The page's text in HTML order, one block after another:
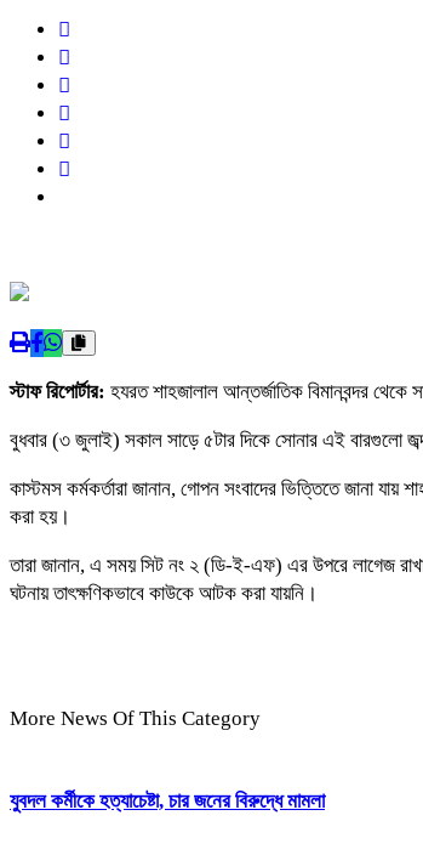
স্টাফ রিপোর্টার: হযরত শাহজালাল আন্তর্জাতিক বিমানবন্দর থেকে
বুধবার (৩ জুলাই) সকাল সাড়ে ৫টার দিকে সোনার এই বারগুলো
কাস্টমস কর্মকর্তারা জানান, গোপন সংবাদের ভিত্তিতে জানা
করা হয়।
তারা জানান, এ সময় সিট নং ২ (ডি-ই-এফ) এর উপরে লাগেজ
ঘটনায় তাৎক্ষণিকভাবে কাউকে আটক করা যায়নি।
More News Of This Category
যুবদল কর্মীকে হত্যাচেষ্টা, চার জনের বিরুদ্ধে মামলা